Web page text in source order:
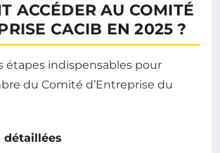
ACCÉDER AU COMITÉ
CACIB EN 2025 ?
étapes indispensables pour
du Comité d’Entreprise du
détaillées